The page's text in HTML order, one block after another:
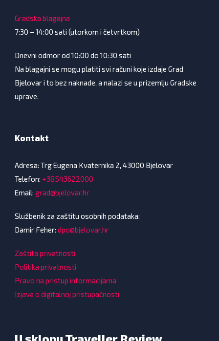
Gradska blagajna
7:30 – 14:00 sati (utorkom i četvrtkom)
Dnevni odmor od 10:00 do 10:30 sati
Na blagajni se mogu platiti svi računi koje izdaje Grad
Bjelovar i to bez naknade, a nalazi se u prizemlju Gradske
uprave.
Kontakt
Adresa: Trg Eugena Kvaternika 2, 43000 Bjelovar
Telefon: +38543622000
Email: grad@bjelovar.hr
Službenik za zaštitu osobnih podataka:
Damir Feher: dpo@bjelovar.hr
Zaštita privatnosti
Politika privatnosti
Pravo na pristup informacijama
Izjava o digitalnoj pristupačnosti